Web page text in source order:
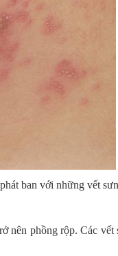
ban với những vết
nên phồng rộp. Các